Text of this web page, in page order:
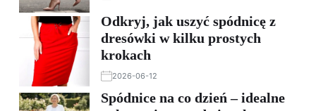
Odkryj, jak uszyć spódnicę z
dresówki w kilku prostych
krokach
2026-06-12
Spódnice na co dzień – idealne